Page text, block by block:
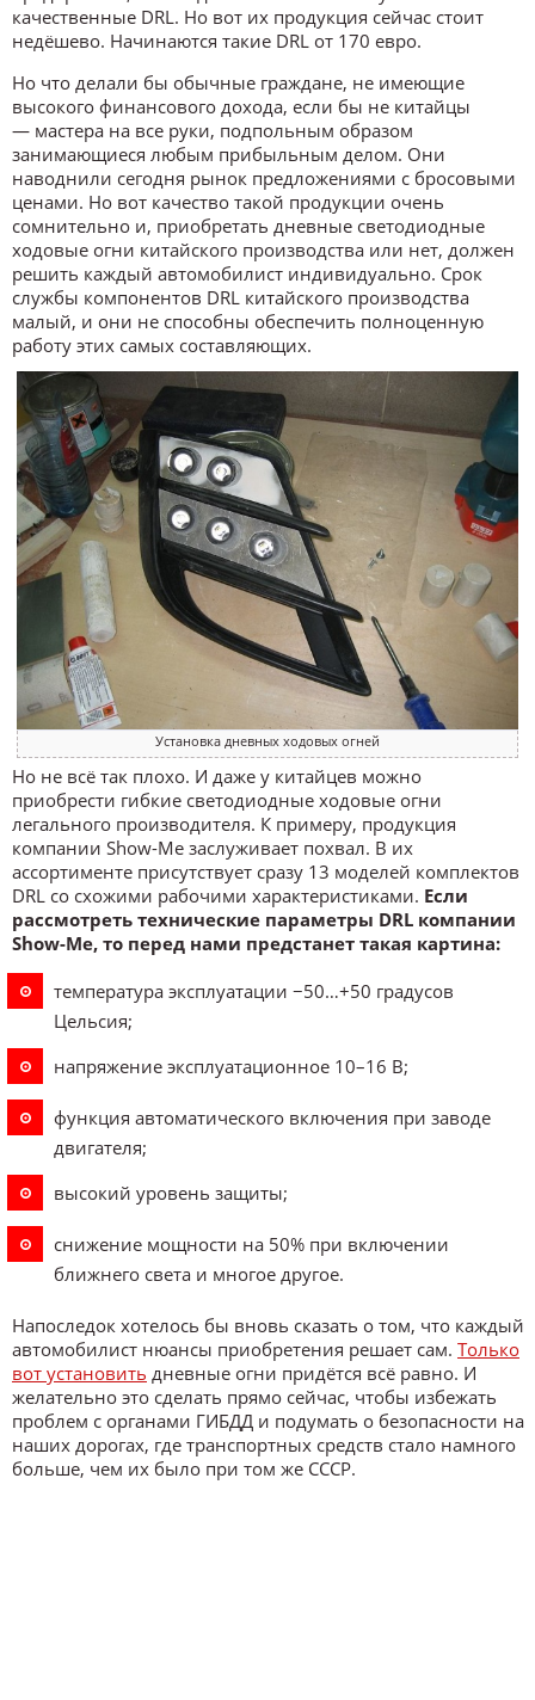
качественные DRL. Но вот их продукция сейчас стоит
недёшево. Начинаются такие DRL от 170 евро.
Но что делали бы обычные граждане, не имеющие
высокого финансового дохода, если бы не китайцы
— мастера на все руки, подпольным образом
занимающиеся любым прибыльным делом. Они
наводнили сегодня рынок предложениями с бросовыми
ценами. Но вот качество такой продукции очень
сомнительно и, приобретать дневные светодиодные
ходовые огни китайского производства или нет, должен
решить каждый автомобилист индивидуально. Срок
службы компонентов DRL китайского производства
малый, и они не способны обеспечить полноценную
работу этих самых составляющих.
Установка дневных ходовых огней
Но не всё так плохо. И даже у китайцев можно
приобрести гибкие светодиодные ходовые огни
легального производителя. К примеру, продукция
компании Show-Me заслуживает похвал. В их
ассортименте присутствует сразу 13 моделей комплектов
DRL со схожими рабочими характеристиками. Если
рассмотреть технические параметры DRL компании
Show-Me, то перед нами предстанет такая картина:
температура эксплуатации −50…+50 градусов
Цельсия;
напряжение эксплуатационное 10–16 В;
функция автоматического включения при заводе
двигателя;
высокий уровень защиты;
снижение мощности на 50% при включении
ближнего света и многое другое.
Напоследок хотелось бы вновь сказать о том, что каждый
автомобилист нюансы приобретения решает сам. Только
вот установить дневные огни придётся всё равно. И
желательно это сделать прямо сейчас, чтобы избежать
проблем с органами ГИБДД и подумать о безопасности на
наших дорогах, где транспортных средств стало намного
больше, чем их было при том же СССР.